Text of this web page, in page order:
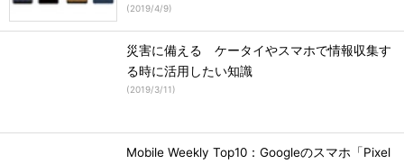
(2019/4/9)
災害に備える ケータイやスマホで情報収集す
る時に活用したい知識
(2019/3/11)
Mobile Weekly Top10：Googleのスマホ「Pixel